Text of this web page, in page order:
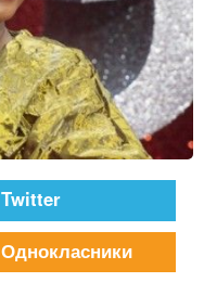
Twitter
Однокласники